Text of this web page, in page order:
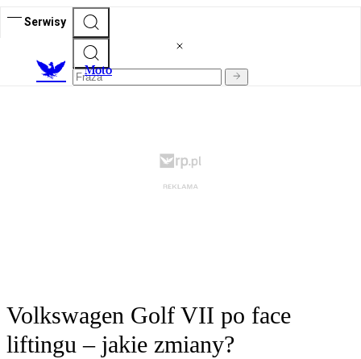
Serwisy
Moto
Volkswagen Golf VII po face
liftingu – jakie zmiany?